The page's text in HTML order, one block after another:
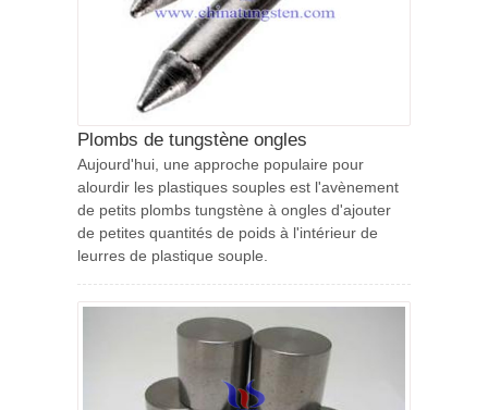
Plombs de tungstène ongles
Aujourd'hui, une approche populaire pour
alourdir les plastiques souples est l'avènement
de petits plombs tungstène à ongles d'ajouter
de petites quantités de poids à l'intérieur de
leurres de plastique souple.